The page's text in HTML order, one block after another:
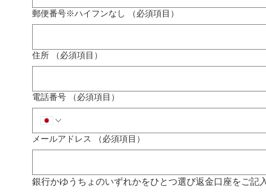
郵便番号※ハイフンなし （必須項目）
住所 （必須項目）
電話番号 （必須項目）
メールアドレス （必須項目）
銀行かゆうちょのいずれかをひとつ選び返金口座をご記